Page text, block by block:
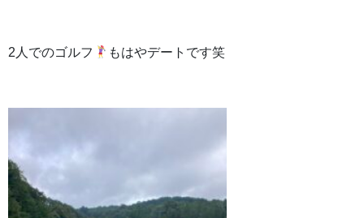
2人でのゴルフ もはやデートです笑